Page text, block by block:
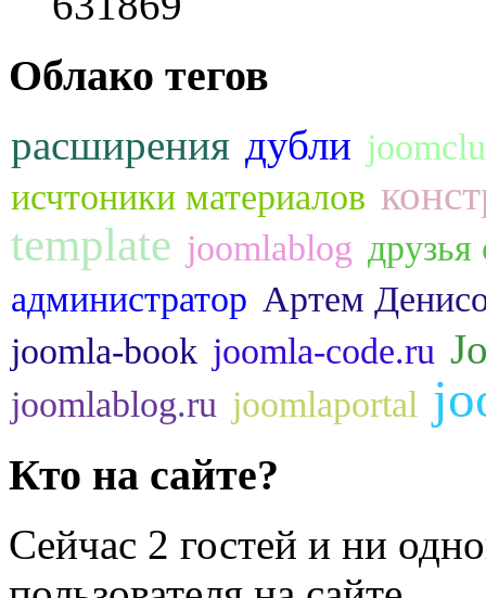
Облако тегов
расширения дубли
исчтоники материалов
template joomlablog друзья
администратор Артем
joomla-book joomla-code.ru
joomlablog.ru joomlaportal
Кто на сайте?
Сейчас 2 гостей и ни